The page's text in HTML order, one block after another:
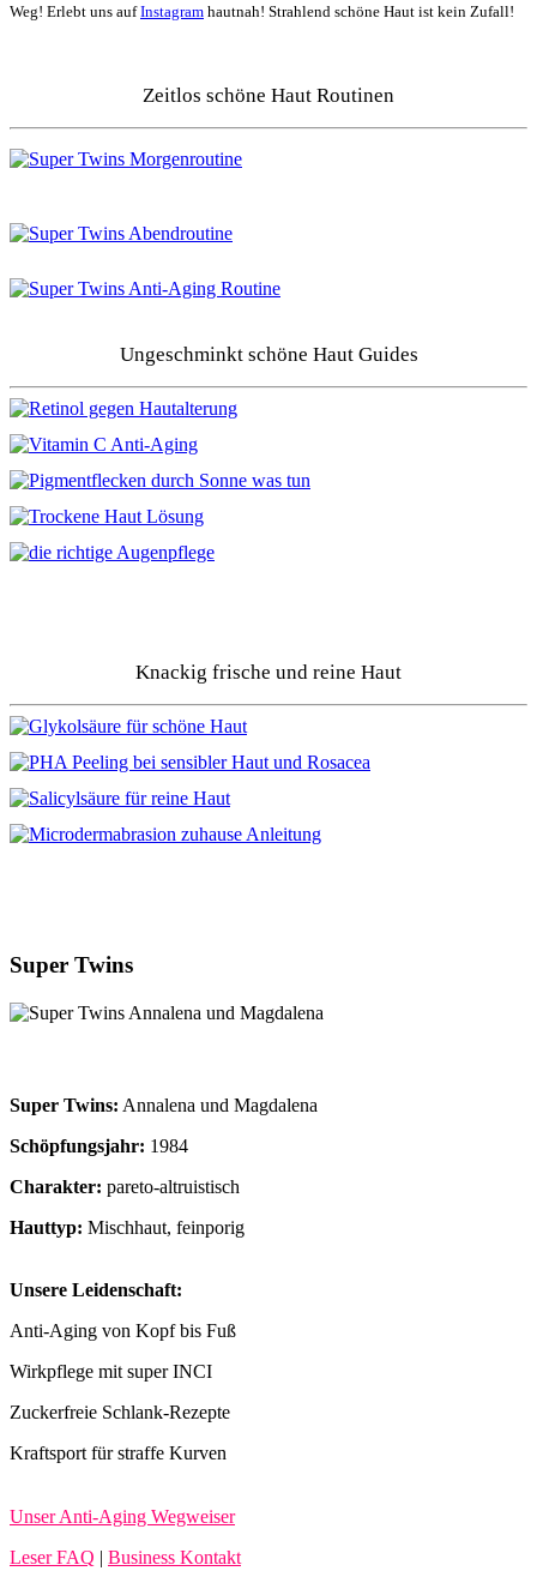
Weg! Erlebt uns aufInstagram hautnah! Strahlend schöne Haut ist kein Zufall!
Zeitlos schöne Haut Routinen
Ungeschminkt schöne Haut Guides
Knackig frische und reine Haut
Super Twins
Super Twins: Annalena und Magdalena
Schöpfungsjahr: 1984
Charakter: pareto-altruistisch
Hauttyp: Mischhaut, feinporig
Unsere Leidenschaft:
Anti-Aging von Kopf bis Fuß
Wirkpflege mit super INCI
Zuckerfreie Schlank-Rezepte
Kraftsport für straffe Kurven
Unser Anti-Aging Wegweiser
Leser FAQ | Business Kontakt